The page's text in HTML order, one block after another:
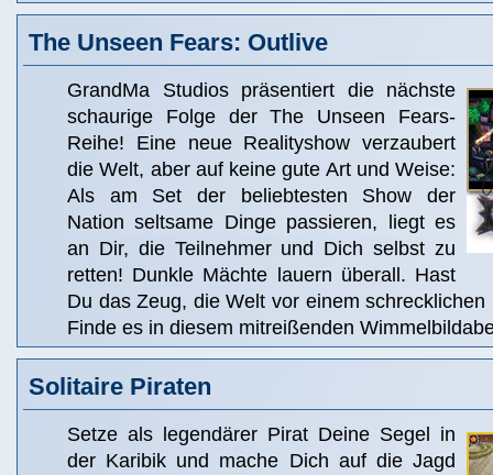
The Unseen Fears: Outlive
GrandMa Studios präsentiert die nächste
schaurige Folge der The Unseen Fears-
Reihe! Eine neue Realityshow verzaubert
die Welt, aber auf keine gute Art und Weise:
Als am Set der beliebtesten Show der
Nation seltsame Dinge passieren, liegt es
an Dir, die Teilnehmer und Dich selbst zu
retten! Dunkle Mächte lauern überall. Hast
Du das Zeug, die Welt vor einem
Finde es in diesem mitreißenden
Solitaire Piraten
Setze als legendärer Pirat Deine Segel in
der Karibik und mache Dich auf die Jagd